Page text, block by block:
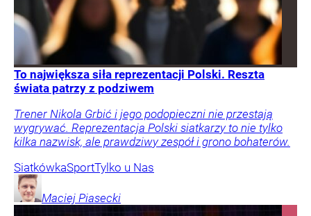
To największa siła reprezentacji Polski. Reszta
świata patrzy z podziwem
Trener Nikola Grbić i jego podopieczni nie przestają
wygrywać. Reprezentacja Polski siatkarzy to nie tylko
kilka nazwisk, ale prawdziwy zespół i grono bohaterów.
SiatkówkaSportTylko u Nas
Maciej Piasecki